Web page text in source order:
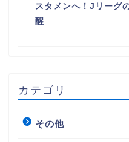
スタメンへ！Jリーグ
醒
カテゴリ
その他